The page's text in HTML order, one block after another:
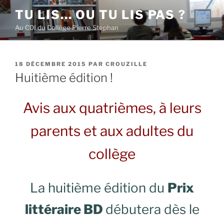
Aller
contenu
principal
TU LIS… OU TU LIS PAS ?
Au CDI du Collège Pierre Stephan
PUBLIÉ
LE
18 DÉCEMBRE 2015 PAR CROUZILLE
Huitième édition !
Avis aux quatrièmes, à leurs
parents et aux adultes du
collège
La huitième édition du Prix
littéraire BD débutera dès le